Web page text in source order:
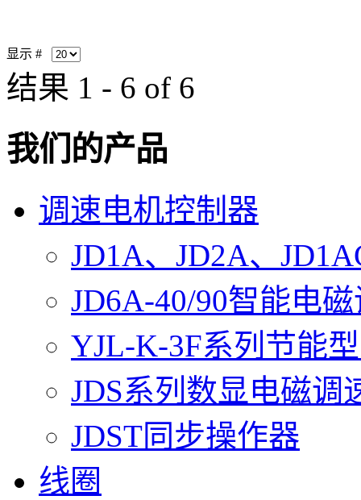
显示 #
结果 1 - 6 of 6
我们的产品
调速电机控制器
JD1A、JD2A、
JD6A-40/90智能电
YJL-K-3F系列节能
JDS系列数显电磁调
JDST同步操作器
线圈